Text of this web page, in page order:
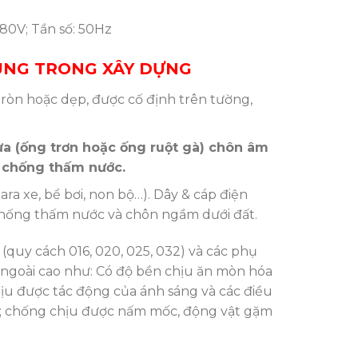
Tần số: 50Hz
TRONG XÂY DỰNG
hoặc dẹp, được cố định trên tường,
(ống trơn hoặc ống ruột gà) chôn âm
thấm nước.
xe, bể bơi, non bộ…). Dây & cáp điện
thấm nước và chôn ngầm dưới đất.
(quy cách 016, 020, 025, 032) và các phụ
cao như: Có độ bền chịu ăn mòn hóa
được tác động của ánh sáng và các điều
chịu được nấm mốc, động vật gặm